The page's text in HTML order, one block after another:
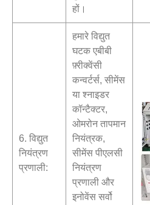
हों।
6. विद्युत
नियंत्रण
प्रणाली:
हमारे विद्युत
घटक एबीबी
फ़्रीक्वेंसी
कन्वर्टर्स, सीमेंस
या श्नाइडर
कॉन्टैक्टर,
ओमरोन तापमान
नियंत्रक,
सीमेंस पीएलसी
नियंत्रण
प्रणाली और
इनोवेंस सर्वो